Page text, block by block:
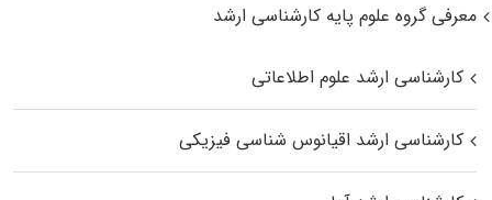
معرفی گروه علوم پایه کارشناسی ارشد
کارشناسی ارشد علوم اطلاعاتی
کارشناسی ارشد اقیانوس‌ شناسی فیزیکی